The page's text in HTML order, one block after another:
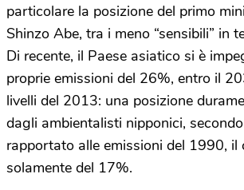
particolare la posizione del primo
Shinzo Abe, tra i meno “sensibili” in
Di recente, il Paese asiatico si è
proprie emissioni del 26%, entro il
livelli del 2013: una posizione
dagli ambientalisti nipponici,
rapportato alle emissioni del 1990, il
solamente del 17%.